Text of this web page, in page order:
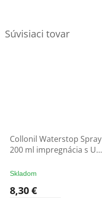
Súvisiaci tovar
Collonil Waterstop Spray
200 ml impregnácia s UV
rukavice
Skladom
8,30 €